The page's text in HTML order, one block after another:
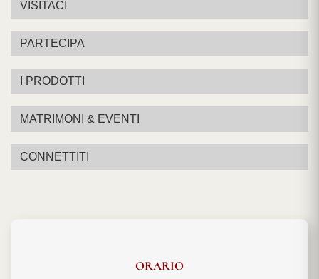
VISITACI
PARTECIPA
I PRODOTTI
MATRIMONI & EVENTI
CONNETTITI
ORARIO